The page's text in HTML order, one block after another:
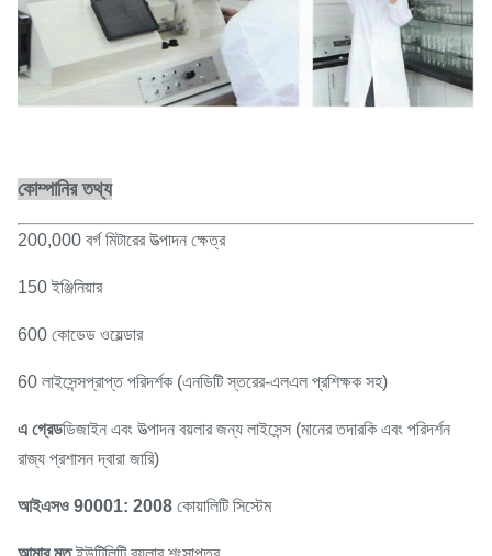
কোম্পানির তথ্য
200,000 বর্গ মিটারের উত্পাদন ক্ষেত্র
150 ইঞ্জিনিয়ার
600 কোডেড ওয়েল্ডার
60 লাইসেন্সপ্রাপ্ত পরিদর্শক (এনডিটি স্তরের-এলএল প্রশিক্ষক সহ)
এ গ্রেডডিজাইন এবং উত্পাদন বয়লার জন্য লাইসেন্স (মানের তদারকি এবং পরিদর্শন
রাজ্য প্রশাসন দ্বারা জারি)
আইএসও 90001: 2008 কোয়ালিটি সিস্টেম